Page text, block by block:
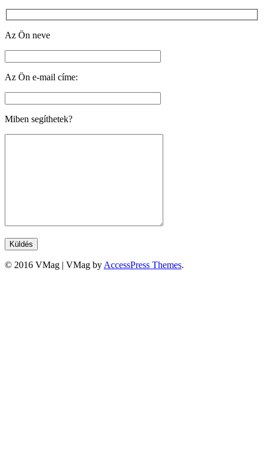
Az Ön neve
Az Ön e-mail címe:
Miben segíthetek?
© 2016 VMag | VMag by AccessPress Themes.